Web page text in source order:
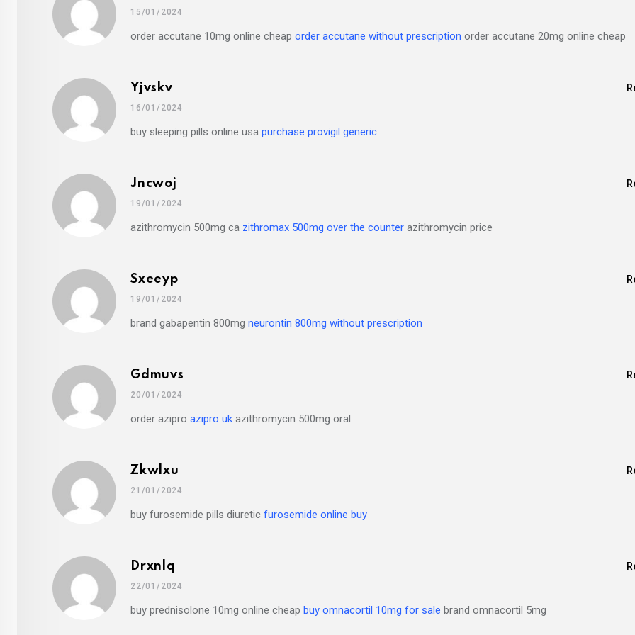
15/01/2024
order accutane 10mg online cheap order accutane without prescription order accutane 20mg online cheap
Yjvskv
16/01/2024
buy sleeping pills online usa purchase provigil generic
Jncwoj
19/01/2024
azithromycin 500mg ca zithromax 500mg over the counter azithromycin price
Sxeeyp
19/01/2024
brand gabapentin 800mg neurontin 800mg without prescription
Gdmuvs
20/01/2024
order azipro azipro uk azithromycin 500mg oral
Zkwlxu
21/01/2024
buy furosemide pills diuretic furosemide online buy
Drxnlq
22/01/2024
buy prednisolone 10mg online cheap buy omnacortil 10mg for sale brand omnacortil 5mg